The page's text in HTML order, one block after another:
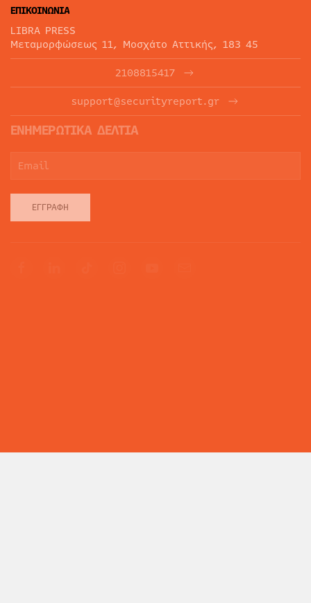
ΕΠΙΚΟΙΝΩΝΙΑ
LIBRA PRESS
Μεταμορφώσεως 11, Μοσχάτο Αττικής, 183 45
2108815417
support@securityreport.gr
ΕΝΗΜΕΡΩΤΙΚΑ ΔΕΛΤΙΑ
ΕΓΓΡΑΦΉ